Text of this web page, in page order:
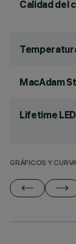
Calidad del
MacAdam
Lifetime LED
GRÁFICOS Y